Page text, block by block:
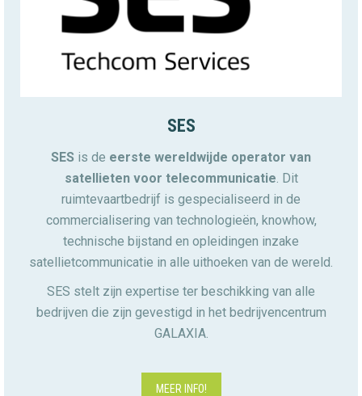
SES
SES is de eerste wereldwijde operator van
satellieten voor telecommunicatie . Dit
ruimtevaartbedrijf is gespecialiseerd in de
commercialisering van technologieën, knowhow,
technische bijstand en opleidingen inzake
satellietcommunicatie in alle uithoeken van de wereld.
SES stelt zijn expertise ter beschikking van alle
bedrijven die zijn gevestigd in het bedrijvencentrum
GALAXIA.
MEER INFO!